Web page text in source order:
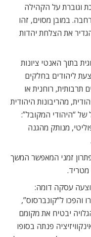
וגוברת על הקהילה
במובן מסוים, זהו
את הצלחת יהדות
בתוך האנטי ציונות
ליהודים בחלקים
תרבותית, רוחנית או
מהריבונות היהודית
“היהודי המקובל”:
מנותק מהגנה
זמני המאפשר המשך
עסקה דומה:
והפכו ל“קונברסוס”,
יבטיח את מקומם
פנתה בסופו